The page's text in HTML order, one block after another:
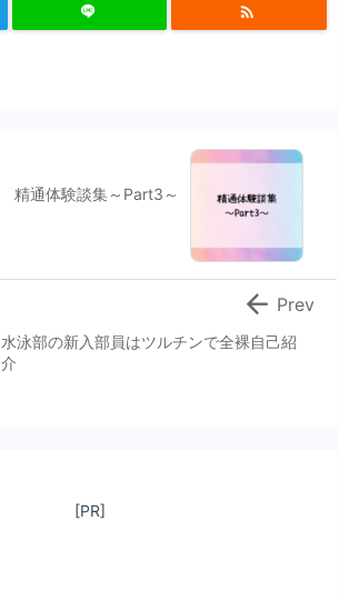

精通体験談集～Part3～
水泳部の新入部員はツルチンで全裸自己紹
介
 Prev
[PR]